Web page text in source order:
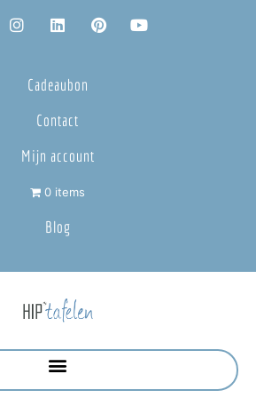
Cadeaubon
Contact
Mijn account
0 items
Blog